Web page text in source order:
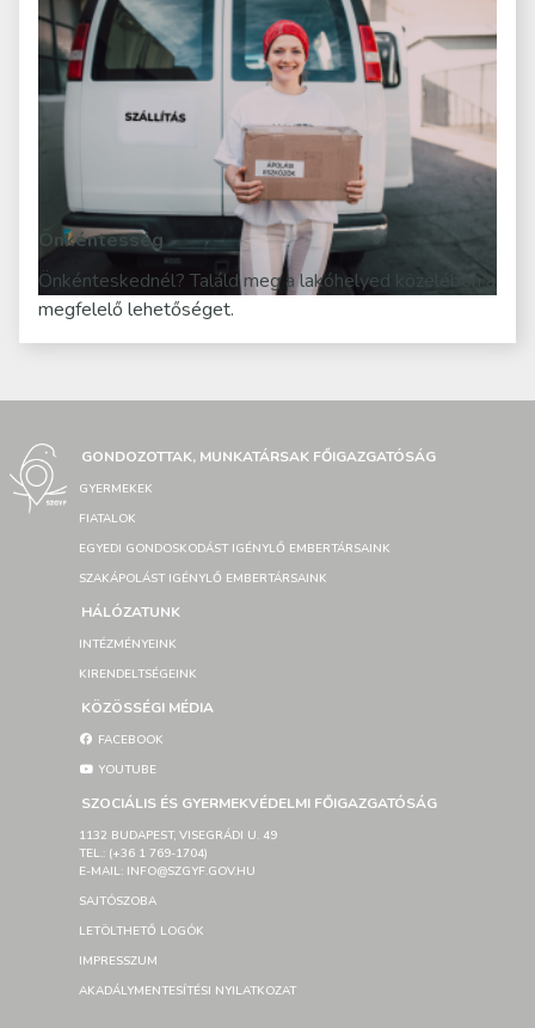
Önkéntesség
Önkénteskednél? Találd meg a lakóhelyed közelében a
megfelelő lehetőséget.
GONDOZOTTAK, MUNKATÁRSAK FŐIGAZGATÓSÁG
GYERMEKEK
FIATALOK
EGYEDI GONDOSKODÁST IGÉNYLŐ EMBERTÁRSAINK
SZAKÁPOLÁST IGÉNYLŐ EMBERTÁRSAINK
HÁLÓZATUNK
INTÉZMÉNYEINK
KIRENDELTSÉGEINK
KÖZÖSSÉGI MÉDIA
FACEBOOK
YOUTUBE
SZOCIÁLIS ÉS GYERMEKVÉDELMI FŐIGAZGATÓSÁG
1132 BUDAPEST, VISEGRÁDI U. 49
TEL.: (+36 1 769-1704)
E-MAIL: INFO@SZGYF.GOV.HU
SAJTÓSZOBA
LETÖLTHETŐ LOGÓK
IMPRESSZUM
AKADÁLYMENTESÍTÉSI NYILATKOZAT